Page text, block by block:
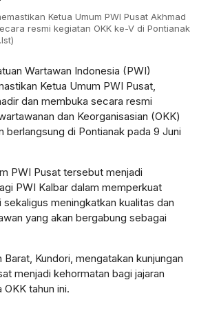
Ketua Umum PWI Pusat Akhmad
resmi kegiatan OKK ke-V di Pontianak
Wartawan Indonesia (PWI)
Ketua Umum PWI Pusat,
dan membuka secara resmi
dan Keorganisasian (OKK)
berlangsung di Pontianak pada 9 Juni
PWI Pusat tersebut menjadi
PWI Kalbar dalam memperkuat
meningkatkan kualitas dan
yang akan bergabung sebagai
Barat, Kundori, mengatakan kunjungan
menjadi kehormatan bagi jajaran
tahun ini.